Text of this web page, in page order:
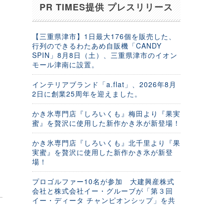
PR TIMES提供 プレスリリース
【三重県津市】1日最大176個を販売した、
行列のできるわたあめ自販機「CANDY
SPIN」8月8日（土）、三重県津市のイオン
モール津南に設置。
インテリアブランド「a.flat」、2026年8月
2日に創業25周年を迎えました。
かき氷専門店『しろいくも』梅田より『果実
蜜』を贅沢に使用した新作かき氷が新登場！
かき氷専門店『しろいくも』北千里より『果
実蜜』を贅沢に使用した新作かき氷が新登
場！
プロゴルファー10名が参加 大建興産株式
会社と株式会社イー・グルーブが「第３回
イー・ディータ チャンピオンシップ」を共